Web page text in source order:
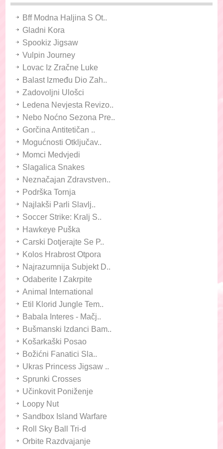
Bff Modna Haljina S Ot..
Gladni Kora
Spookiz Jigsaw
Vulpin Journey
Lovac Iz Zračne Luke
Balast Između Dio Zah..
Zadovoljni Ulošci
Ledena Nevjesta Revizo..
Nebo Noćno Sezona Pre..
Gorčina Antitetičan ..
Mogućnosti Otključav..
Momci Medvjedi
Slagalica Snakes
Neznačajan Zdravstven..
Podrška Tornja
Najlakši Parli Slavlj..
Soccer Strike: Kralj S..
Hawkeye Puška
Carski Dotjerajte Se P..
Kolos Hrabrost Otpora
Najrazumnija Subjekt D..
Odaberite I Zakrpite
Animal International
Etil Klorid Jungle Tem..
Babala Interes - Mačj..
Bušmanski Izdanci Bam..
Košarkaški Posao
Božićni Fanatici Sla..
Ukras Princess Jigsaw ..
Sprunki Crosses
Učinkovit Poniženje
Loopy Nut
Sandbox Island Warfare
Roll Sky Ball Tri-d
Orbite Razdvajanje